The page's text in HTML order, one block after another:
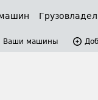
Ваши машины